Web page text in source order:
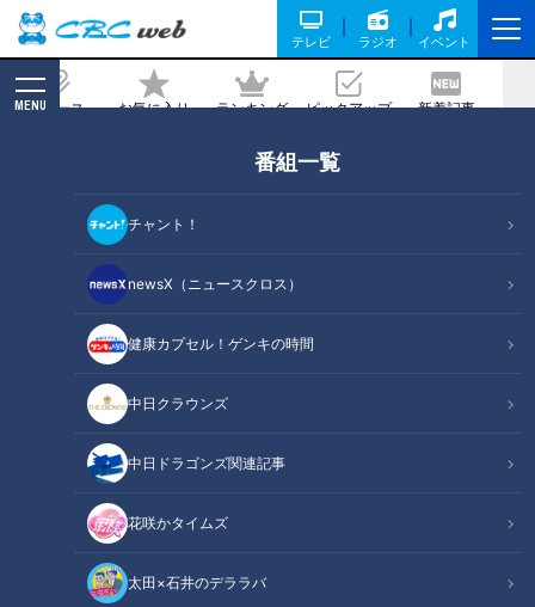
テレビ ラジオ イベント
ニュース お気に入り ランキング ピックアップ 新着記事
MENU
番組一覧
チャント！
newsX（ニュースクロス）
健康カプセル！ゲンキの時間
中日クラウンズ
中日ドラゴンズ関連記事
花咲かタイムズ
太田×石井のデララバ
旦“けなせ”!?】ゴゴスマ生配信＃23
2021/08/19 15:50